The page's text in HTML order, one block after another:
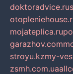
doktoradvice.ru
mojateplica.ru
garazhov.com
stroyu.kzmy-
zsmh.com.ua